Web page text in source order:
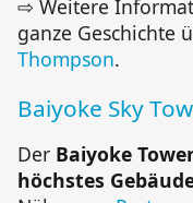
⇨ Weitere
ganze Geschichte
Thompson.
Baiyoke Sky
Der Baiyoke
höchstes